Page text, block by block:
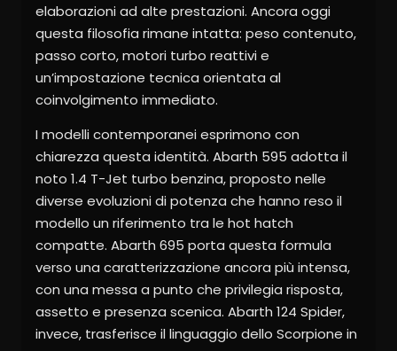
elaborazioni ad alte prestazioni. Ancora oggi
questa filosofia rimane intatta: peso contenuto,
passo corto, motori turbo reattivi e
un’impostazione tecnica orientata al
coinvolgimento immediato.
I modelli contemporanei esprimono con
chiarezza questa identità. Abarth 595 adotta il
noto 1.4 T-Jet turbo benzina, proposto nelle
diverse evoluzioni di potenza che hanno reso il
modello un riferimento tra le hot hatch
compatte. Abarth 695 porta questa formula
verso una caratterizzazione ancora più intensa,
con una messa a punto che privilegia risposta,
assetto e presenza scenica. Abarth 124 Spider,
invece, trasferisce il linguaggio dello Scorpione in